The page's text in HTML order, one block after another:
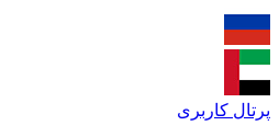
پرتال کاربری